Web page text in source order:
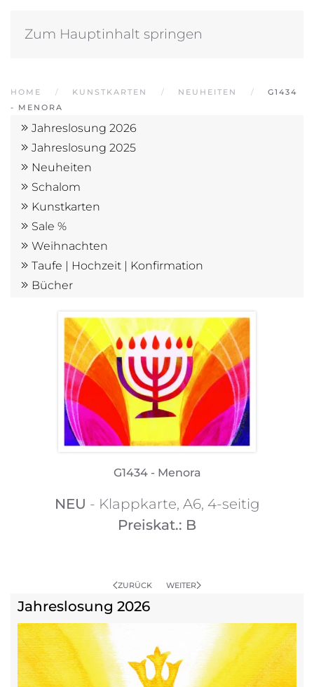
Zum Hauptinhalt springen
HOME KUNSTKARTEN NEUHEITEN
G1434
- MENORA
Jahreslosung 2026
Jahreslosung 2025
Neuheiten
Schalom
Kunstkarten
Sale %
Weihnachten
Taufe | Hochzeit | Konfirmation
Bücher
G1434 - Menora
NEU - Klappkarte, A6, 4-seitig
Preiskat.: B
ZURÜCK WEITER
Jahreslosung 2026